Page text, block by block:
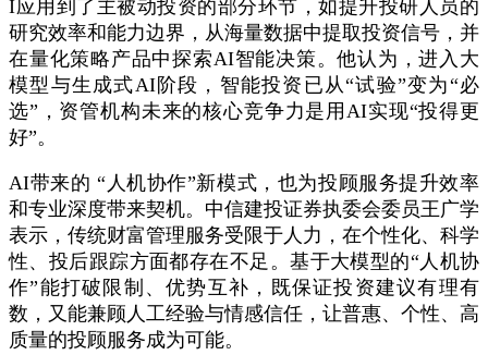
I应用到了主被动投资的部分环节，如提升投研人员的
研究效率和能力边界，从海量数据中提取投资信号，并
在量化策略产品中探索AI智能决策。他认为，进入大
模型与生成式AI阶段，智能投资已从“试验”变为“必
选”，资管机构未来的核心竞争力是用AI实现“投得更
好”。
AI带来的 “人机协作”新模式，也为投顾服务提升效率
和专业深度带来契机。中信建投证券执委会委员王广学
表示，传统财富管理服务受限于人力，在个性化、科学
性、投后跟踪方面都存在不足。基于大模型的“人机协
作”能打破限制、优势互补，既保证投资建议有理有
数，又能兼顾人工经验与情感信任，让普惠、个性、高
质量的投顾服务成为可能。